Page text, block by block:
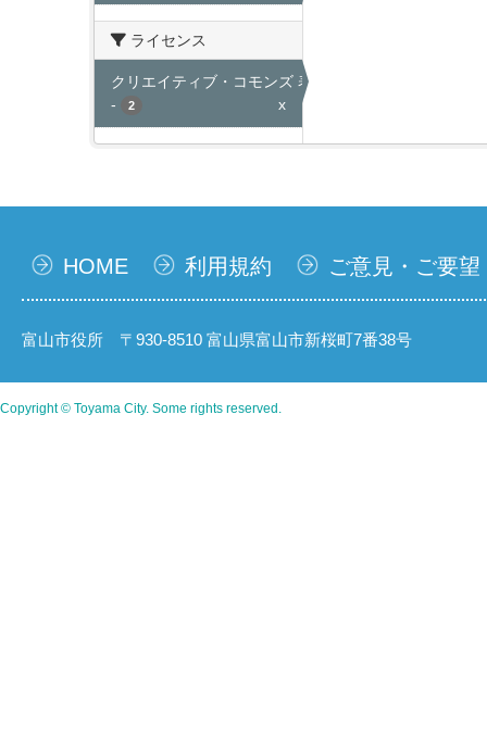
ライセンス
クリエイティブ・コモンズ 表示
-
2 x
HOME 利用規約 ご意見・ご要望
富山市役所 〒930-8510 富山県富山市新桜町7番38号
Copyright © Toyama City. Some rights reserved.